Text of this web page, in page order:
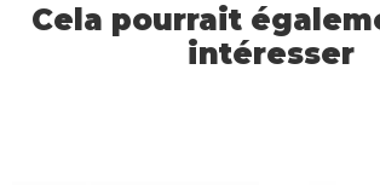
Cela pourrait
intéresser